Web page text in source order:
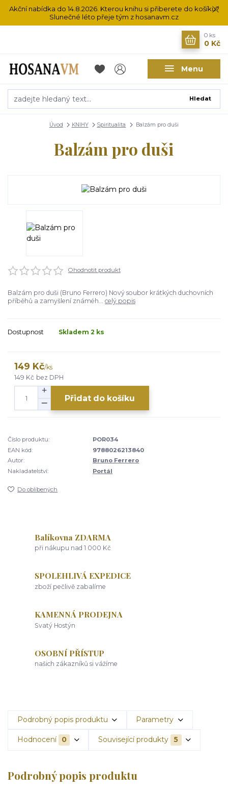
Akční nabídka do 14.8.2026. Kterou knihu si přiberete do košíku?
Slunečné léto přeje tým z hosanavm.cz
Menu
Hledat
0 ks
0 Kč
Úvod KNIHY Spiritualita Balzám pro duši
Balzám pro duši
Ohodnotit produkt
Balzám pro duši (Bruno Ferrero) Nový soubor krátkých duchovních
příběhů a zamyšlení známéh... celý popis
Dostupnost Skladem 2 ks
149 Kč/ks
149 Kč bez DPH
Přidat do košíku
Číslo produktu:
POR034
EAN kód:
9788026213840
Autor:
Bruno Ferrero
Nakladatelství:
Portál
Do oblíbených
Balíkovna ZDARMA
při nákupu nad 1 000 Kč
SPOLEHLIVÁ EXPEDICE
zboží pečlivě zabalíme
KAMENNÁ PRODEJNA
Svatý Hostýn
OSOBNÍ PŘÍSTUP
našich zákazníků si vážíme
Podrobný popis produktu Parametry
Hodnocení 0 Související produkty 5
Podrobný popis produktu